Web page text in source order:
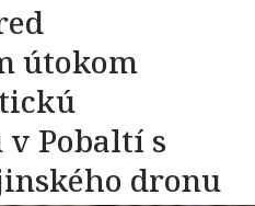
útokom
Pobaltí s
dronu